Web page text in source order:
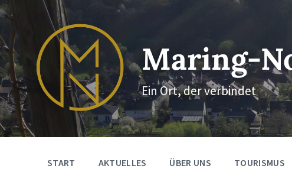
Skip
to
Skip
to
navigation
Skip
to
Maring-
Ein Ort, der verbindet
START AKTUELLES ÜBER UNS TOURISMUS